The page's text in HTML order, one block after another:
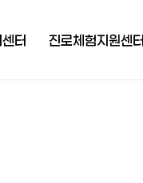
터 진로체험지원센터